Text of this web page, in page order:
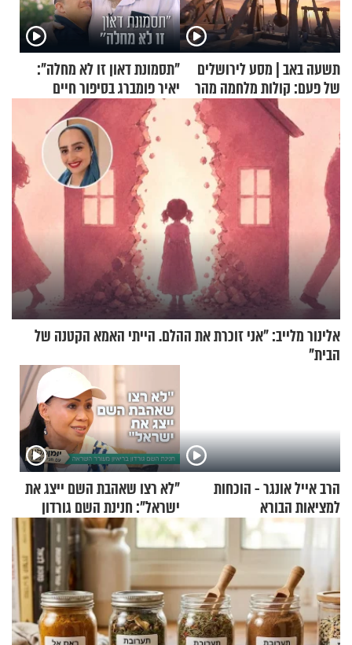
תשעה באב | מסע לירושלים
של פעם: קולות מלחמה מהר
"תסמונת דאון זו לא מחלה":
יאיר פומברג בסיפור חיים
מעורר השראה
אלינור מלייב: "אני זוכרת את ההלם. הייתי האמא הקטנה של
הבית"
הרב אייל אונגר - הוכחות
למציאות הבורא
"לא רצו שאהבת השם ייצג את
ישראל": חנינת השם גורדון
בריאיון מעורר השראה